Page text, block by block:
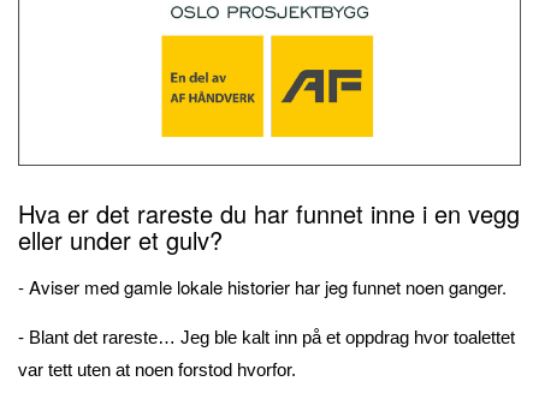
Hva er det rareste du har funnet inne i en vegg
eller under et gulv?
- Aviser med gamle lokale historier har jeg funnet noen ganger.
- Blant det rareste… Jeg ble kalt inn på et oppdrag hvor toalettet
var tett uten at noen forstod hvorfor.